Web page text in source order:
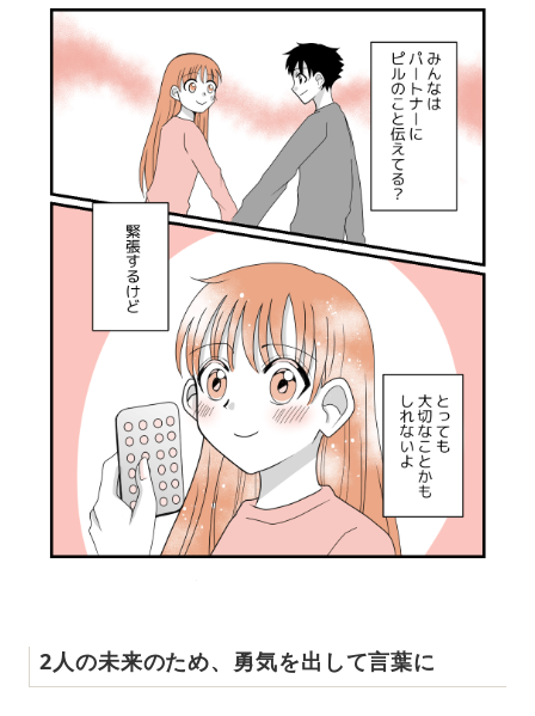
2人の未来のため、勇気を出して言葉に